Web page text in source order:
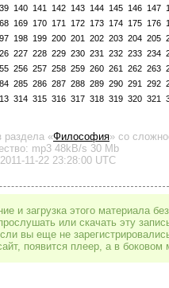
140 141 142 143 144 145 146 147
169 170 171 172 173 174 175 176
198 199 200 201 202 203 204 205
227 228 229 230 231 232 233 234
256 257 258 259 260 261 262 263
285 286 287 288 289 290 291 292
314 315 316 317 318 319 320 321
раздела «Философия» со
mp3 48kB/s 30 Mb
11-22 23:28:00 UTC
и загрузка этого материала
или скачать эту
вы еще не
появится плеер, а в